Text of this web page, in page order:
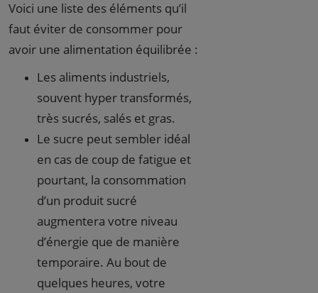
Voici une liste des éléments qu’il
faut éviter de consommer pour
avoir une alimentation équilibrée :
Les aliments industriels,
souvent hyper transformés,
très sucrés, salés et gras.
Le sucre peut sembler idéal
en cas de coup de fatigue et
pourtant, la consommation
d’un produit sucré
augmentera votre niveau
d’énergie que de manière
temporaire. Au bout de
quelques heures, votre